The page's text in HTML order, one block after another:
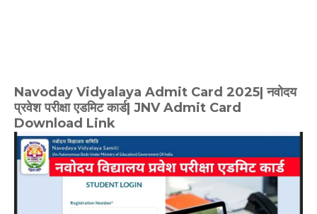
Navoday Vidyalaya Admit Card 2025| नवोदय
प्रवेश परीक्षा एडमिट कार्ड| JNV Admit Card
Download Link